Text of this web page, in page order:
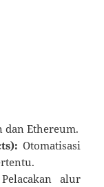
dan Ethereum.
Otomatisasi
Pelacakan alur